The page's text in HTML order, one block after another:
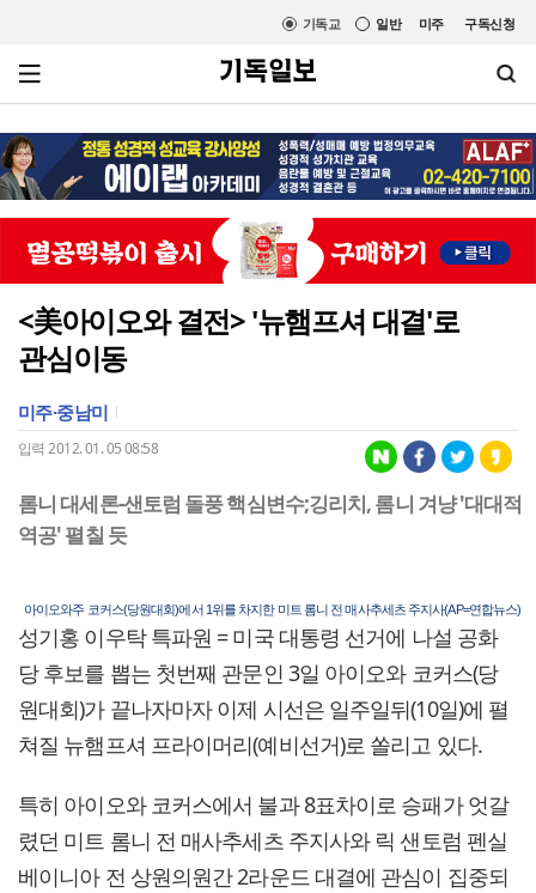
미주 구독신청
일반
기독교
<美아이오와 결전> '뉴햄프셔 대결'로
관심이동
미주·중남미
입력 2012. 01. 05 08:58
롬니 대세론-샌토럼 돌풍 핵심변수;깅리치, 롬니 겨냥 '대대적
역공' 펼칠 듯
아이오와주 코커스(당원대회)에서 1위를 차지한 미트 롬니 전 매사추세츠 주지사(AP=연합뉴스)
성기홍 이우탁 특파원 = 미국 대통령 선거에 나설 공화
당 후보를 뽑는 첫번째 관문인 3일 아이오와 코커스(당
원대회)가 끝나자마자 이제 시선은 일주일뒤(10일)에 펼
쳐질 뉴햄프셔 프라이머리(예비선거)로 쏠리고 있다.
특히 아이오와 코커스에서 불과 8표차이로 승패가 엇갈
렸던 미트 롬니 전 매사추세츠 주지사와 릭 샌토럼 펜실
베이니아 전 상원의원간 2라운드 대결에 관심이 집중되